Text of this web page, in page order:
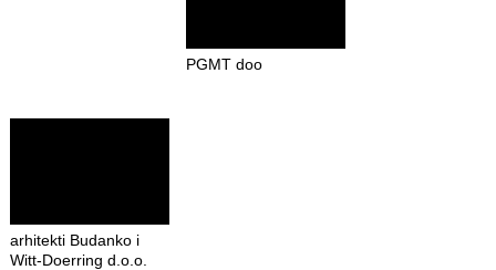
PGMT doo
arhitekti Budanko i
Witt-Doerring d.o.o.